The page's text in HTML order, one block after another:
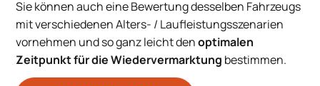
Sie können auch eine Bewertung desselben Fahrzeugs
mit verschiedenen Alters- / Laufleistungsszenarien
vornehmen und so ganz leicht denoptimalen
Zeitpunkt für die Wiedervermarktung bestimmen.